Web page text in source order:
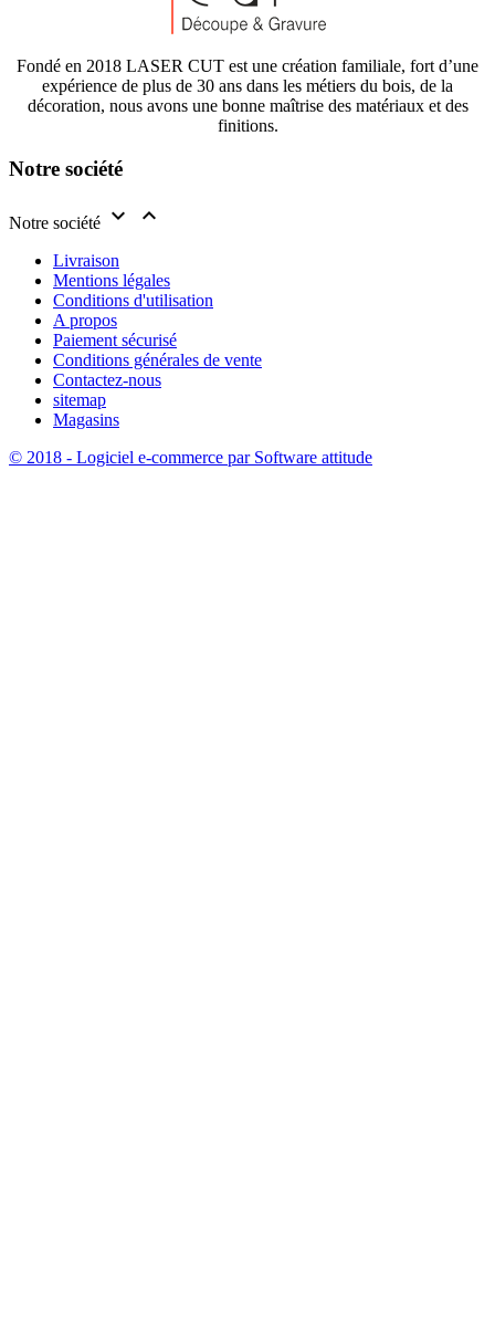
Fondé en 2018 LASER CUT est une création familiale, fort d’une
expérience de plus de 30 ans dans les métiers du bois, de la
décoration, nous avons une bonne maîtrise des matériaux et des
finitions.
Notre société
Notre société  
Livraison
Mentions légales
Conditions d'utilisation
A propos
Paiement sécurisé
Conditions générales de vente
Contactez-nous
sitemap
Magasins
© 2018 - Logiciel e-commerce par Software attitude